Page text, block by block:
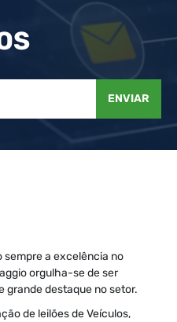
ENVIAR
sempre a excelência no
orgulha-se de ser
grande destaque no setor.
de leilões de Veículos,